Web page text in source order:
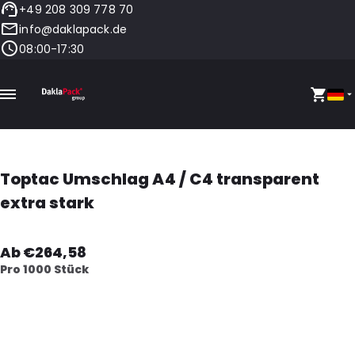
+49 208 309 778 70
info@daklapack.de
08:00-17:30
Toptac Umschlag A4 / C4 transparent
extra stark
Ab €264,58
Pro 1000 Stück